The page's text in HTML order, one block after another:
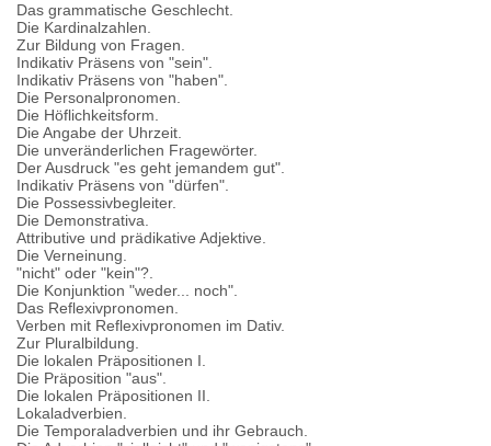
Das grammatische Geschlecht.
Die Kardinalzahlen.
Zur Bildung von Fragen.
Indikativ Präsens von "sein".
Indikativ Präsens von "haben".
Die Personalpronomen.
Die Höflichkeitsform.
Die Angabe der Uhrzeit.
Die unveränderlichen Fragewörter.
Der Ausdruck "es geht jemandem gut".
Indikativ Präsens von "dürfen".
Die Possessivbegleiter.
Die Demonstrativa.
Attributive und prädikative Adjektive.
Die Verneinung.
"nicht" oder "kein"?.
Die Konjunktion "weder... noch".
Das Reflexivpronomen.
Verben mit Reflexivpronomen im Dativ.
Zur Pluralbildung.
Die lokalen Präpositionen I.
Die Präposition "aus".
Die lokalen Präpositionen II.
Lokaladverbien.
Die Temporaladverbien und ihr Gebrauch.